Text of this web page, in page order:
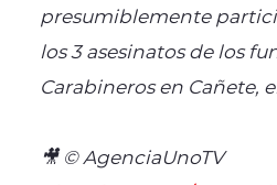
presumiblemente
los 3 asesinatos de los
Carabineros en Cañete,
🎥 © AgenciaUnoTV